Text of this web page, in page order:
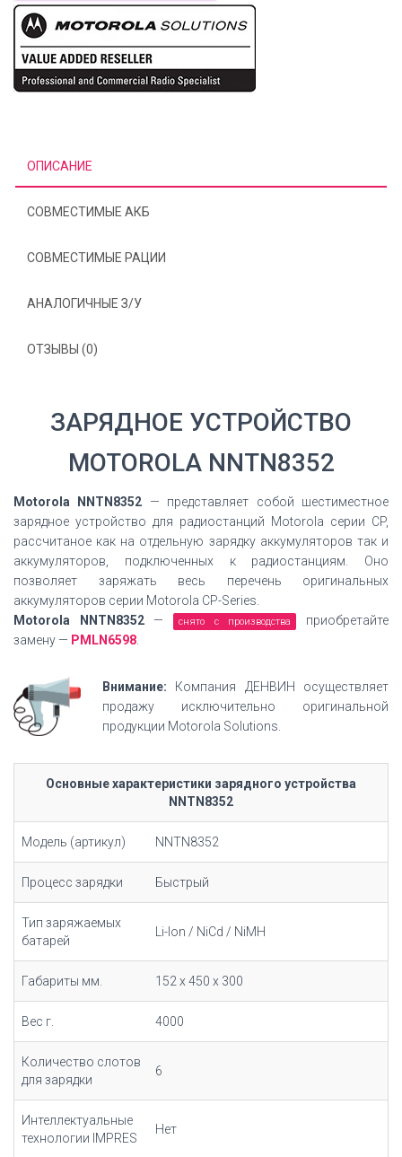
ОПИСАНИЕ
СОВМЕСТИМЫЕ АКБ
СОВМЕСТИМЫЕ РАЦИИ
АНАЛОГИЧНЫЕ З/У
ОТЗЫВЫ (0)
ЗАРЯДНОЕ УСТРОЙСТВО
MOTOROLA NNTN8352
Motorola NNTN8352 — представляет собой шестиместное
зарядное устройство для радиостанций Motorola серии CP,
рассчитаное как на отдельную зарядку аккумуляторов так и
аккумуляторов, подключенных к радиостанциям. Оно
позволяет заряжать весь перечень оригинальных
аккумуляторов серии Motorola CP-Series.
Motorola NNTN8352— снято с производства
приобретайте
замену — PMLN6598
Внимание: Компания ДЕНВИН осуществляет
продажу исключительно оригинальной
продукции Motorola Solutions.
Основные характеристики зарядного устройства
NNTN8352
Модель (артикул) NNTN8352
Процесс зарядки Быстрый
Тип заряжаемых
батарей
Li-Ion / NiCd / NiMH
Габариты мм. 152 x 450 x 300
Вес г. 4000
Количество слотов
для зарядки
6
Интеллектуальные
технологии IMPRES
Нет